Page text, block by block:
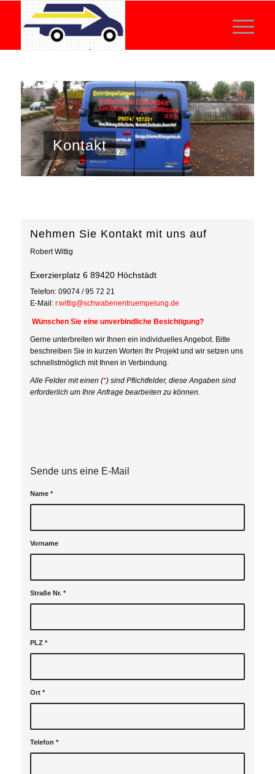
Kontakt
Nehmen Sie Kontakt mit uns auf
Robert Wittig
Exerzierplatz 6 89420 Höchstädt
Telefon: 09074 / 95 72 21
E-Mail: r.wittig@schwabenentruempelung.de
Wünschen Sie eine unverbindliche Besichtigung?
Gerne unterbreiten wir Ihnen ein individuelles Angebot. Bitte
beschreiben Sie in kurzen Worten Ihr Projekt und wir setzen uns
schnellstmöglich mit Ihnen in Verbindung.
Alle Felder mit einen (*) sind Pflichtfelder, diese Angaben sind
erforderlich um Ihre Anfrage bearbeiten zu können.
Sende uns eine E-Mail
Name *
Vorname
Straße Nr. *
PLZ *
Ort *
Telefon *